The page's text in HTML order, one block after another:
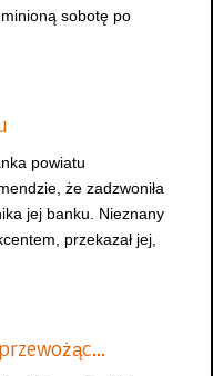
sobotę po
powiatu
że zadzwoniła
jej banku. Nieznany
przekazał jej,